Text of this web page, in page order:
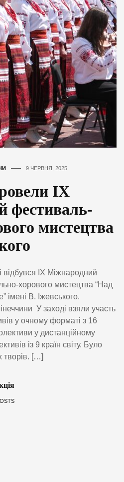
9 ЧЕРВНЯ, 2025
ІХ
фестиваль-
мистецтва
відбувся ІХ Міжнародний
хорового мистецтва “Над
імені В. Іжевського.
У заході взяли участь
у очному форматі з 16
у дистанційному
із 9 країн світу. Було
творів. […]